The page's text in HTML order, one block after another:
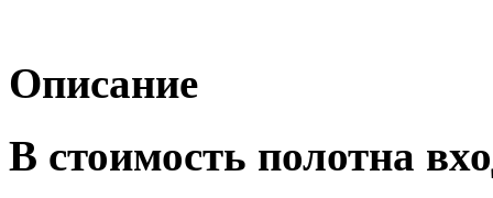
Описание
В стоимость полотна